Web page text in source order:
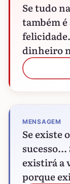
Se tudo
também é
dinheiro
roupa…
MENSAGEM
Se existe
existirá a
porque